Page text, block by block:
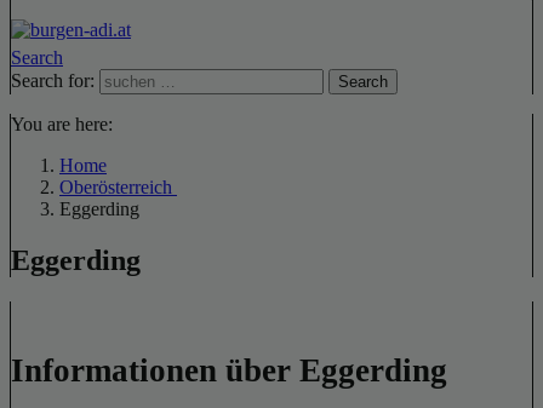
Search
Search for:
Search
You are here:
Home
Oberösterreich
Eggerding
Eggerding
Informationen über Eggerding